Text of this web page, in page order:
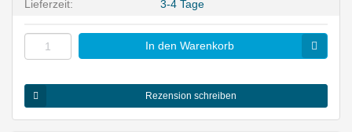
Lieferzeit: 3-4 Tage
In den Warenkorb
Rezension schreiben